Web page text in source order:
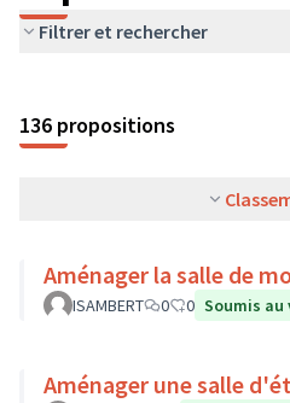
Filtrer et rechercher
136 propositions
Aménager la salle de
ISAMBERT 0 0 Soumis au
Aménager une salle